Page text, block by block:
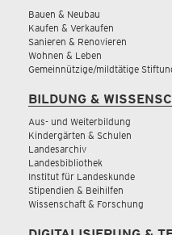
Bauen & Neubau
Kaufen & Verkaufen
Sanieren & Renovieren
Wohnen & Leben
Gemeinnützige/mildtätige
BILDUNG &
Aus- und Weiterbildung
Kindergärten & Schulen
Landesarchiv
Landesbibliothek
Institut für Landeskunde
Stipendien & Beihilfen
Wissenschaft & Forschung